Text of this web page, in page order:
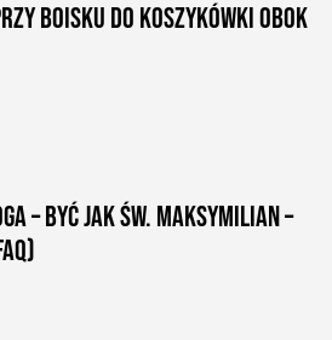
BOISKU DO KOSZYKÓWKI OBOK
– BYĆ JAK ŚW. MAKSYMILIAN –